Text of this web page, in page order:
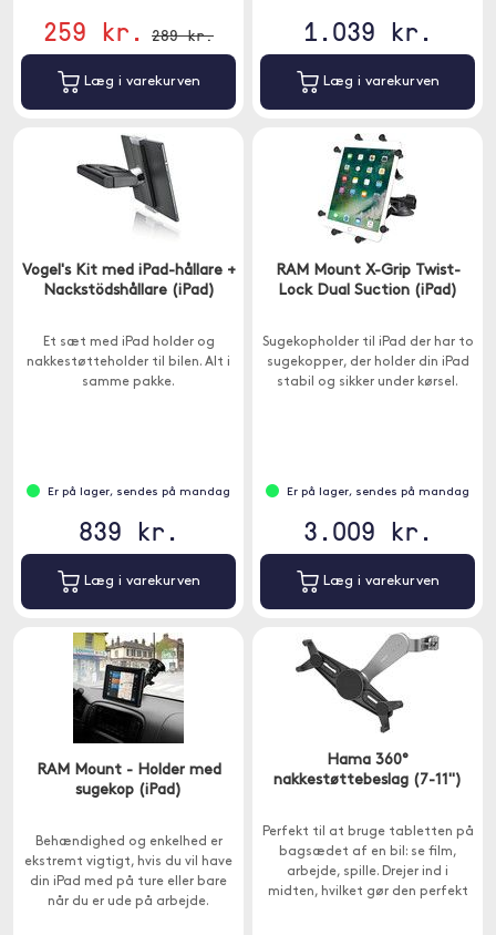
259 kr. 289 kr.
Læg i varekurven
1.039 kr.
Læg i varekurven
Vogel's Kit med iPad-hållare +
Nackstödshållare (iPad)
Et sæt med iPad holder og
nakkestøtteholder til bilen. Alt i
samme pakke.
Er på lager, sendes på mandag
839 kr.
Læg i varekurven
RAM Mount X-Grip Twist-
Lock Dual Suction (iPad)
Sugekopholder til iPad der har to
sugekopper, der holder din iPad
stabil og sikker under kørsel.
Er på lager, sendes på mandag
3.009 kr.
Læg i varekurven
RAM Mount - Holder med
sugekop (iPad)
Behændighed og enkelhed er
ekstremt vigtigt, hvis du vil have
din iPad med på ture eller bare
når du er ude på arbejde.
Hama 360°
nakkestøttebeslag (7-11")
Perfekt til at bruge tabletten på
bagsædet af en bil: se film,
arbejde, spille. Drejer ind i
midten, hvilket gør den perfekt